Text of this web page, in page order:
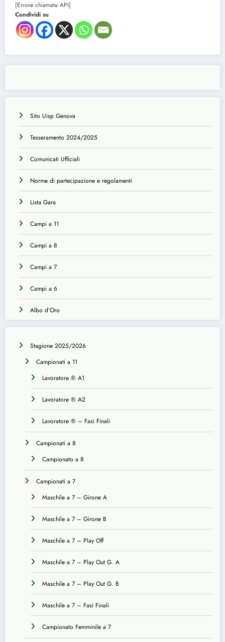
Sito Uisp Genova
Tesseramento 2024/2025
Comunicati Ufficiali
Norme di partecipazione e regolamenti
Lista Gara
Campi a 11
Campi a 8
Campi a 7
Campi a 6
Albo d’Oro
Stagione 2025/2026
Campionati a 11
Lavoratore ® A1
Lavoratore ® A2
Lavoratore ® – Fasi Finali
Campionati a 8
Campionato a 8
Campionati a 7
Maschile a 7 – Girone A
Maschile a 7 – Girone B
Maschile a 7 – Play Off
Maschile a 7 – Play Out G. A
Maschile a 7 – Play Out G. B
Maschile a 7 – Fasi Finali
Campionato Femminile a 7
[Errore chiamata API]
Condividi su